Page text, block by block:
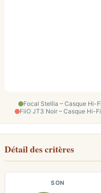
Focal Stellia – Casque Hi-
FiiO JT3 Noir – Casque Hi-
Détail des critères
SON